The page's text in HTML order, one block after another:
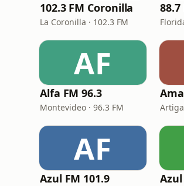
102.3 FM Coronilla
La Coronilla · 102.3 FM
AF
Alfa FM 96.3
Montevideo · 96.3 FM
AF
Azul FM 101.9